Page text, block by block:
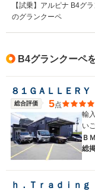
【試乗】アルピナ B4グ
のグランクーペ
B4グランクーペ
８１ＧＡＬＬＥＲ
総合評価 5点
輸
い
Ｂ
総
ｈ．Ｔｒａｄｉｎｇ